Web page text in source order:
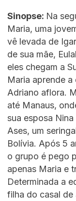
Sinopse: Na
Maria, uma
vê levada de
de sua mãe,
eles chegam a
Maria aprende
Adriano aflora.
até Manaus,
sua esposa
Ases, um
Bolívia. Após 5
o grupo é pego
apenas Maria e
Determinada a
filha do casal de